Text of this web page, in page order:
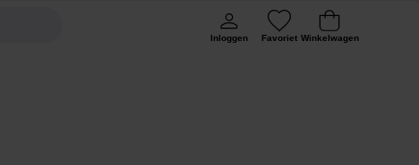
Inloggen Favoriet Winkelwagen